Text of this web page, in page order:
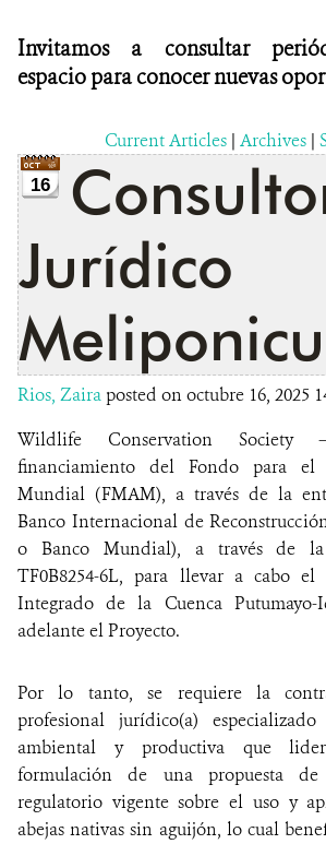
Invitamos a consultar
espacio para conocer nuevas
Current Articles | Archives |
16
Jurídico
Rios, Zaira posted on octubre 16, 2025
Wildlife Conservation Society
financiamiento del Fondo para el
Mundial (FMAM), a través de la
Banco Internacional de
o Banco Mundial), a través de la
TF0B8254-6L, para llevar a cabo el
Integrado de la Cuenca Putumayo-
adelante el Proyecto.
Por lo tanto, se requiere la
profesional jurídico(a)
ambiental y productiva que
formulación de una propuesta
regulatorio vigente sobre el uso y
abejas nativas sin aguijón, lo cual